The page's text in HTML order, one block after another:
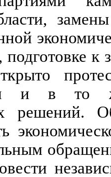
к
и в то
решений.